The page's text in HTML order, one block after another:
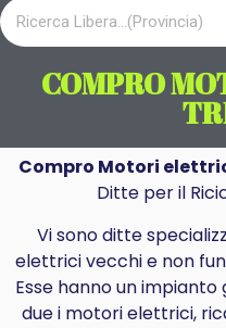
COMPRO
Compro Motori
Ditte per il
Vi sono ditte
elettrici vecchi e non
Esse hanno un
due i motori elettrici,